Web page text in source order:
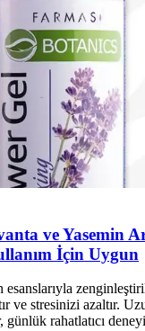
ve Yasemin
İçin Uygun
esanslarıyla
ve stresinizi azaltır.
günlük rahatlatıcı